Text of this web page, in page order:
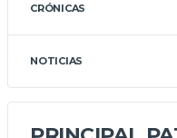
CRÓNICAS
NOTICIAS